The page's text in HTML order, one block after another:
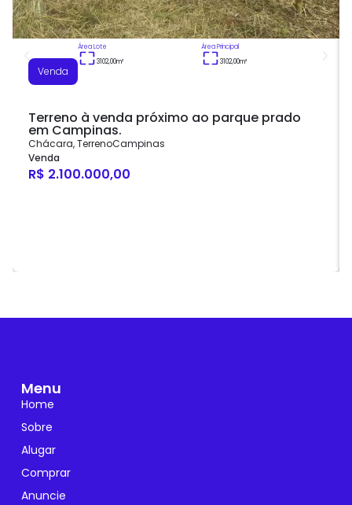
Venda
Área Lote
3102,00m²
Área Principal
3102,00m²
Terreno à venda próximo ao parque prado
em Campinas.
Chácara,TerrenoCampinas
Venda
R$ 2.100.000,00
Menu
Home
Sobre
Alugar
Comprar
Anuncie